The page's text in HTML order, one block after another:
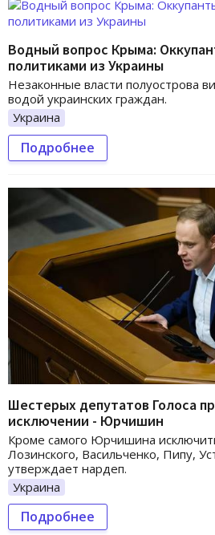
Водный вопрос Крыма:
политиками из Украины
Незаконные власти полуострова
водой украинских граждан.
Украина
Подробнее
Шестерых депутатов Голоса
исключении - Юрчишин
Кроме самого Юрчишина
Лозинского, Васильченко, Пипу,
утверждает нардеп.
Украина
Подробнее